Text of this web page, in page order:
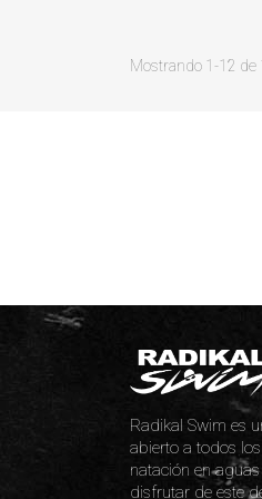
Mostrando 1-12 de
Radikal Swim es
abierto a todos
natación en
disfrutar de este